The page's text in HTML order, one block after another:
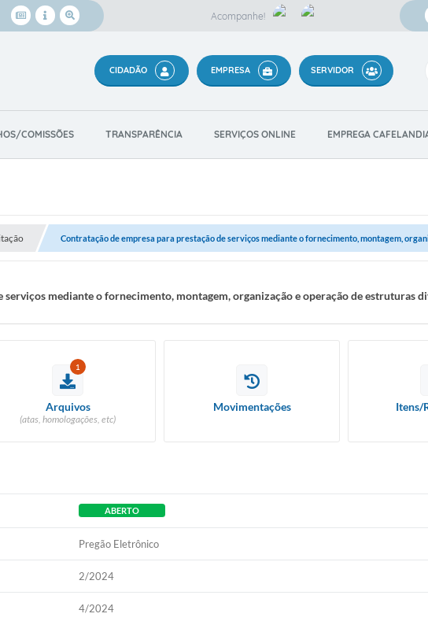
Acompanhe!
CIDADÃO EMPRESA SERVIDOR
COMISSÕES TRANSPARÊNCIA SERVIÇOS ONLINE EMPREGA
Contratação de empresa para prestação de serviços mediante o fornecimento, montagem,
serviços mediante o fornecimento, montagem, organização e operação de estruturas
1
Arquivos
(atas, homologações, etc)
Movimentações Itens/
ABERTO
Pregão Eletrônico
2/2024
4/2024